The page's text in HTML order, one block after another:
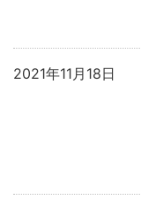
2021年11月18日